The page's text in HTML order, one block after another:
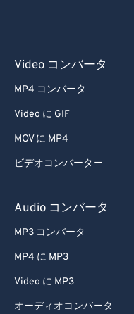
Video コンバータ
MP4 コンバータ
Video に GIF
MOV に MP4
ビデオコンバーター
Audio コンバータ
MP3 コンバータ
MP4 に MP3
Video に MP3
オーディオコンバータ